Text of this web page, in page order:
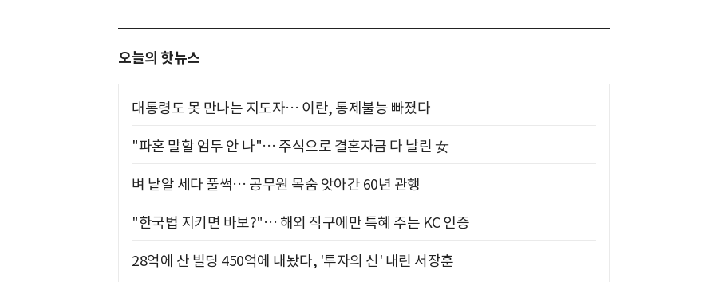
오늘의 핫뉴스
대통령도 못 만나는 지도자… 이란, 통제불능 빠졌다
"파혼 말할 엄두 안 나"… 주식으로 결혼자금 다 날린 女
벼 낱알 세다 풀썩… 공무원 목숨 앗아간 60년 관행
"한국법 지키면 바보?"… 해외 직구에만 특혜 주는 KC 인증
28억에 산 빌딩 450억에 내놨다, '투자의 신' 내린 서장훈